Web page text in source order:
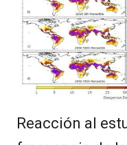
Reacción al